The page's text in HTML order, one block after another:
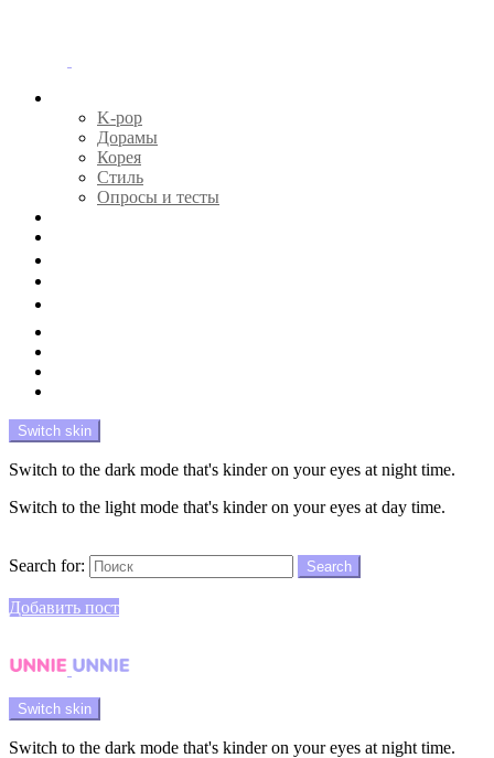
K-pop
Дорамы
Корея
Стиль
Опросы и тесты
Switch skin
Switch to the dark mode that's kinder on your eyes at night time.
Switch to the light mode that's kinder on your eyes at day time.
Search for:
Search
Добавить пост
Switch skin
Switch to the dark mode that's kinder on your eyes at night time.